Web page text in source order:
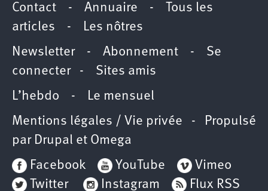
Contact - Annuaire -
Tous les
articles - Les nôtres
Newsletter- Abonnement - Se
connecter- Sites amis
L’hebdo - Le mensuel
Mentions légales / Vie privée - Propulsé
par Drupal et Omega
Facebook
YouTube
Vimeo
Twitter
Instagram Flux RSS